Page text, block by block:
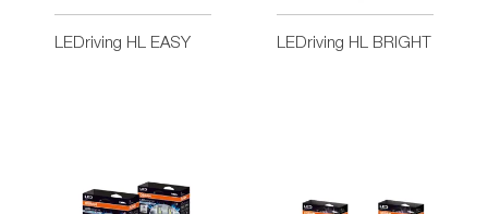
LEDriving HL EASY LEDriving HL BRIGHT